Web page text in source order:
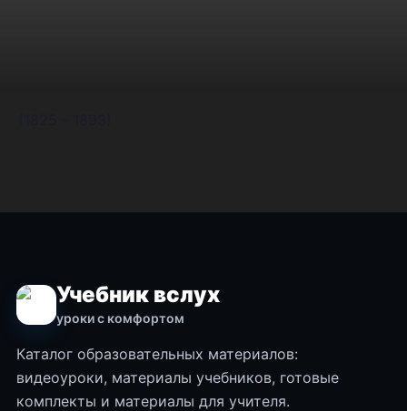
Учебник вслух
уроки с комфортом
Каталог образовательных материалов:
видеоуроки, материалы учебников, готовые
комплекты и материалы для учителя.